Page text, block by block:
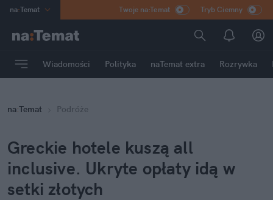
na:Temat
Poland
mama
Rozrywka
Twoje na:Temat Tryb Ciemny
Wiadomości Polityka naTemat extra Rozrywka
na:Temat Podróże
Greckie hotele kuszą all
inclusive. Ukryte opłaty idą w
setki złotych